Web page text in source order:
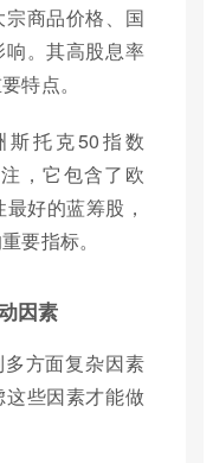
商品价格、国
。其高股息率
特点。
斯托克50指数
，它包含了欧
好的蓝筹股，
要指标。
因素
方面复杂因素
些因素才能做